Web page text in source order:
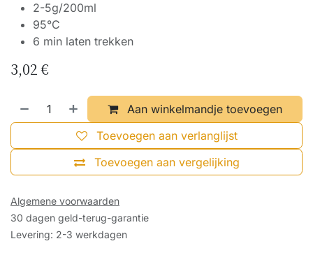
2-5g/200ml
95°C
6 min laten trekken
3,02€
Aan winkelmandje toevoegen
Toevoegen aan vergelijking
Toevoegen aan verlanglijst
Algemene voorwaarden
30 dagen geld-terug-garantie
Levering: 2-3 werkdagen